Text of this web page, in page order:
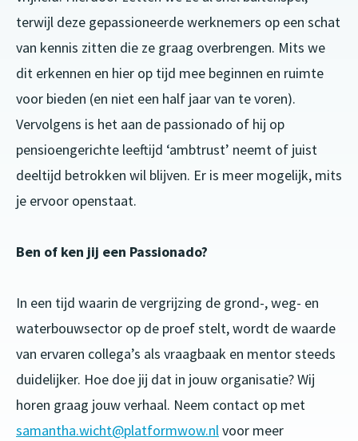
terwijl deze gepassioneerde werknemers op een schat
van kennis zitten die ze graag overbrengen. Mits we
dit erkennen en hier op tijd mee beginnen en ruimte
voor bieden (en niet een half jaar van te voren).
Vervolgens is het aan de passionado of hij op
pensioengerichte leeftijd ‘ambtrust’ neemt of juist
deeltijd betrokken wil blijven. Er is meer mogelijk, mits
je ervoor openstaat.
Ben of ken jij een Passionado?
In een tijd waarin de vergrijzing de grond-, weg- en
waterbouwsector op de proef stelt, wordt de waarde
van ervaren collega’s als vraagbaak en mentor steeds
duidelijker. Hoe doe jij dat in jouw organisatie? Wij
horen graag jouw verhaal. Neem contact op met
samantha.wicht@platformwow.nlvoor meer